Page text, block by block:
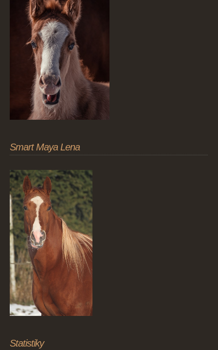
Smart Maya Lena
Statistiky